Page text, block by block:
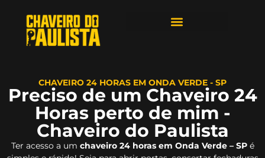
CHAVEIRO 24 HORAS EM ONDA VERDE - SP
Preciso de um Chaveiro 24
Horas perto de mim -
Chaveiro do Paulista
Ter acesso a um chaveiro 24 horas em Onda Verde – SPé